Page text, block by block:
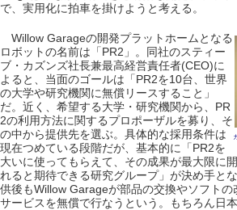
で、実用化に拍車を掛けようと考える。
Willow Garageの開発プラットホームとなる
ロボットの名前は「PR2」。同社のスティー
ブ・カズンズ社長兼最高経営責任者(CEO)に
よると、当面のゴールは「PR2を10台、世界
の大学や研究機関に無償リースすること」
だ。近く、希望する大学・研究機関から、PR
2の利用方法に関するプロポーザルを募り、そ
の中から提供先を選ぶ。具体的な採用条件は
現在つめている段階だが、基本的に「PR2を
大いに使ってもらえて、その成果が最大限に
れると期待できる研究グループ」が決め手と
供後もWillow Garageが部品の交換やソフトの
サービスを無償で行なうという。もちろん日